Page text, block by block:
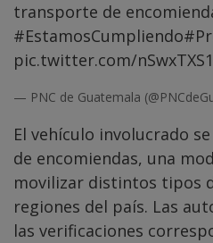
transporte de
#EstamosCumpliendo
pic.twitter.com/
— PNC de Guatemala
El vehículo involucrado
de encomiendas, una
movilizar distintos tipos
regiones del país. Las
las verificaciones